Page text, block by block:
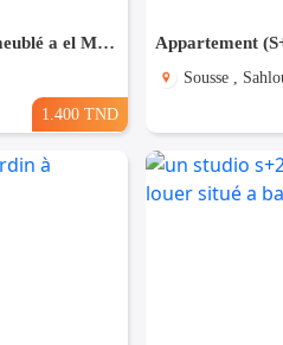
appartement meublée s+2 meublé a el Manar 2
1.400 TND
Appartement
Sousse ,